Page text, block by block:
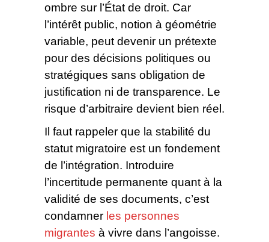
ombre sur l’État de droit. Car
l’intérêt public, notion à géométrie
variable, peut devenir un prétexte
pour des décisions politiques ou
stratégiques sans obligation de
justification ni de transparence. Le
risque d’arbitraire devient bien réel.
Il faut rappeler que la stabilité du
statut migratoire est un fondement
de l’intégration. Introduire
l’incertitude permanente quant à la
validité de ses documents, c’est
condamner les personnes
migrantes à vivre dans l’angoisse.